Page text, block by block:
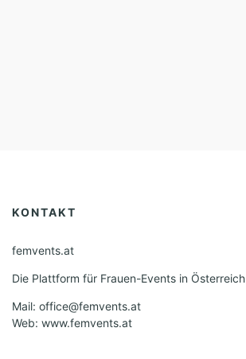
KONTAKT
femvents.at
Die Plattform für Frauen-Events in Österreich
Mail: office@femvents.at
Web: www.femvents.at